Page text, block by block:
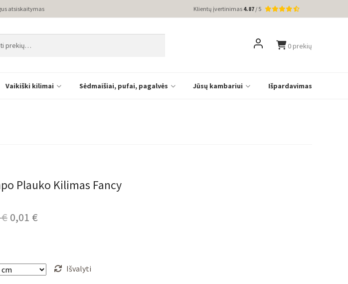
atsiskaitymas Klientų įvertinimas 4.87 / 5
0 prekių
Vaikiški kilimai Sėdmaišiai, pufai, pagalvės Jūsų kambariui Išpardavimas
Plauko Kilimas Fancy
€ Original
59,00 €.
0,01 €Current
0,01 €.Išvalyti